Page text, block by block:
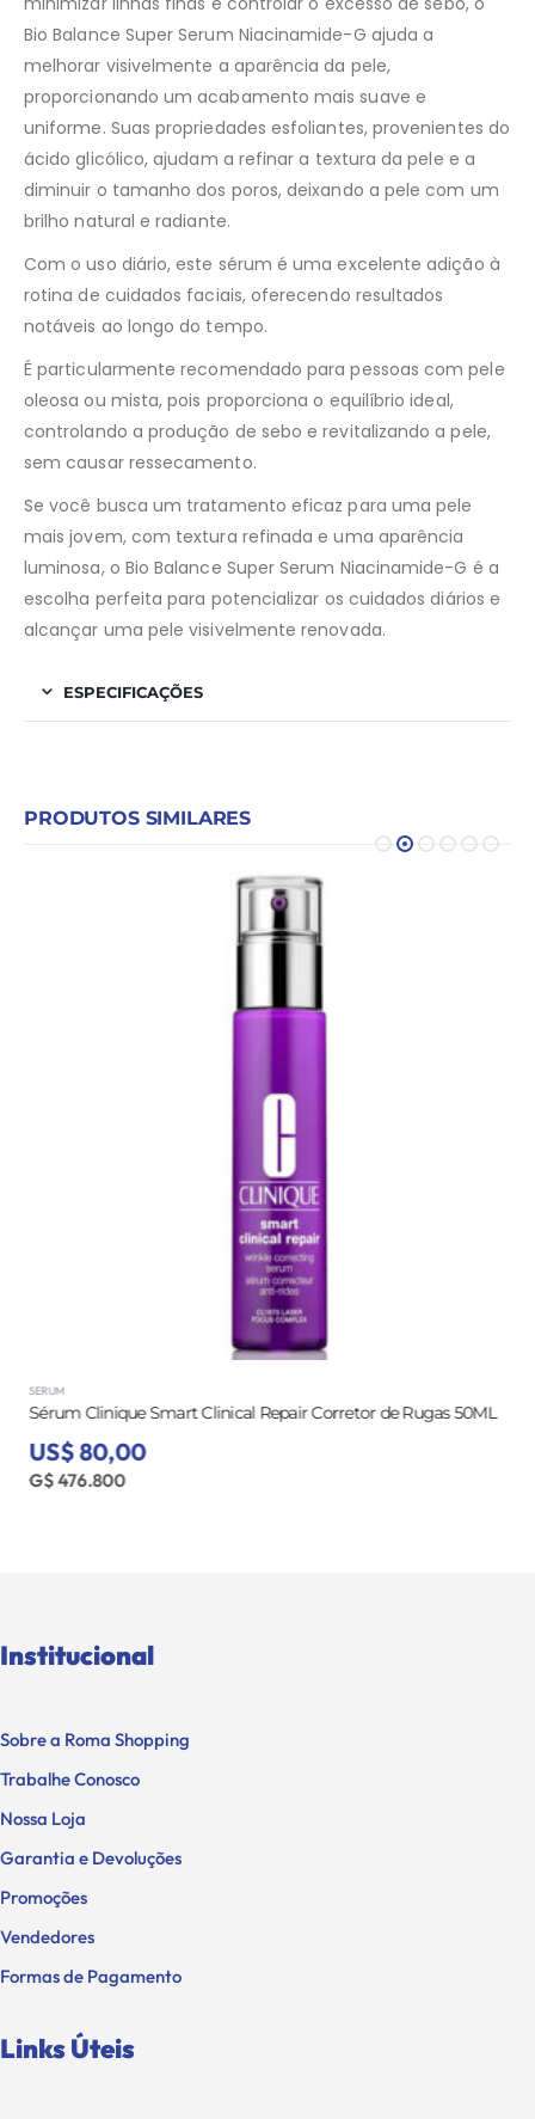
Bio Balance Super Serum Niacinamide-G ajuda a
melhorar visivelmente a aparência da pele,
proporcionando um acabamento mais suave e
uniforme. Suas propriedades esfoliantes, provenientes do
ácido glicólico, ajudam a refinar a textura da pele e a
diminuir o tamanho dos poros, deixando a pele com um
brilho natural e radiante.
Com o uso diário, este sérum é uma excelente adição à
rotina de cuidados faciais, oferecendo resultados
notáveis ao longo do tempo.
É particularmente recomendado para pessoas com pele
oleosa ou mista, pois proporciona o equilíbrio ideal,
controlando a produção de sebo e revitalizando a pele,
sem causar ressecamento.
Se você busca um tratamento eficaz para uma pele
mais jovem, com textura refinada e uma aparência
luminosa, o Bio Balance Super Serum Niacinamide-G é a
escolha perfeita para potencializar os cuidados diários e
alcançar uma pele visivelmente renovada.
ESPECIFICAÇÕES
PRODUTOS SIMILARES
SERUM
Sérum Clinique Smart Clinical Repair Corretor de Rugas 50ML
US$ 80,00
G$ 476.800
Institucional
Sobre a Roma Shopping
Trabalhe Conosco
Nossa Loja
Garantia e Devoluções
Promoções
Vendedores
Formas de Pagamento
Links Úteis